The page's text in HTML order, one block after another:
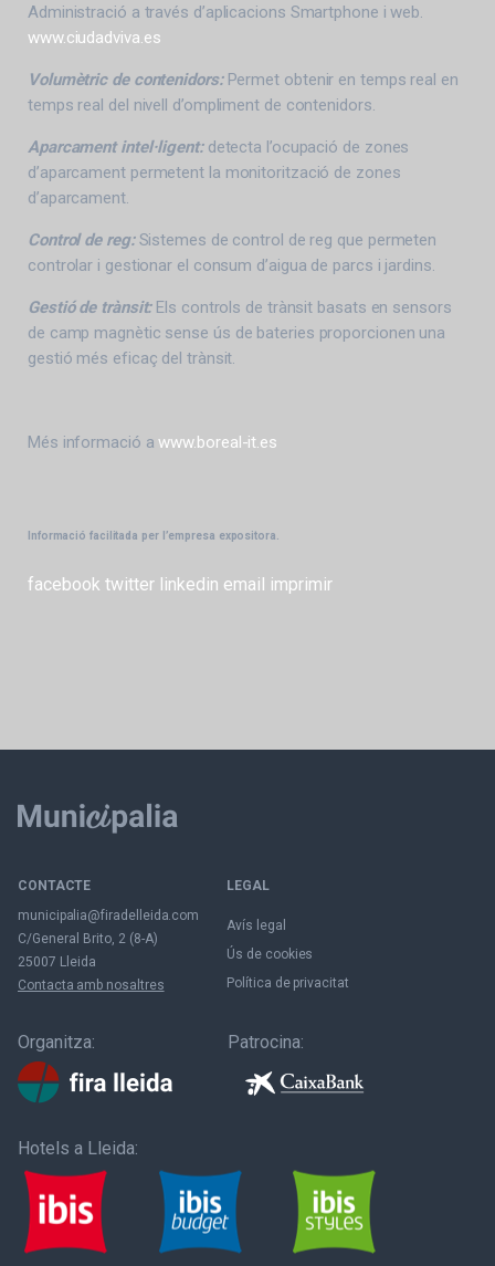
Administració a través d’aplicacions Smartphone i web.
www.ciudadviva.es
Volumètric de contenidors:Permet obtenir en temps real en
temps real del nivell d’ompliment de contenidors.
Aparcament intel·ligent:detecta l’ocupació de zones
d’aparcament permetent la monitorització de zones
d’aparcament.
Control de reg:Sistemes de control de reg que permeten
controlar i gestionar el consum d’aigua de parcs i jardins.
Gestió de trànsit:Els controls de trànsit basats en sensors
de camp magnètic sense ús de bateries proporcionen una
gestió més eficaç del trànsit.
Més informació awww.boreal-it.es
Informació facilitada per l’empresa expositora.
facebook twitter linkedin email imprimir
CONTACTE
municipalia@firadelleida.com
C/General Brito, 2 (8-A)
25007 Lleida
Contacta amb nosaltres
LEGAL
Avís legal
Ús de cookies
Política de privacitat
Organitza: Patrocina:
Hotels a Lleida: